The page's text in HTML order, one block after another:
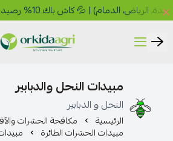
كاش باك 10% رصيد يرجع لك | 🚛 شحن 9 ريال 🎁 مجاني فوق 149 ريال
أوركيدا للمبيدات
مبيدات النحل والدبابير
النحل و الدبابير
الرئيسية مكافحة الحشرات
مبيدات الحشرات الطائرة